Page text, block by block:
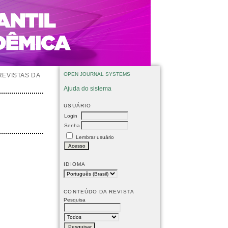
OPEN JOURNAL SYSTEMS
Ajuda do sistema
USUÁRIO
Login
Senha
Lembrar usuário
IDIOMA
CONTEÚDO DA REVISTA
Pesquisa
DA